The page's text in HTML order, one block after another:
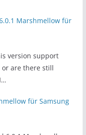
Marshmellow für
version support
or are there still
für Samsung